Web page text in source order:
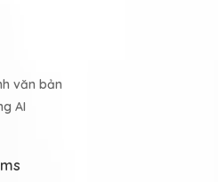
văn bản
AI